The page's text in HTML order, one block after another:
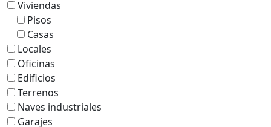
Viviendas
Pisos
Casas
Locales
Oficinas
Edificios
Terrenos
Naves industriales
Garajes